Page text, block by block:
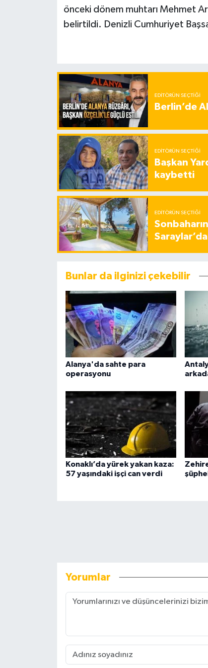
önceki dönem muhtarı Mehmet
belirtildi. Denizli Cumhuriyet
EDITÖRÜN SEÇTIĞI
Berlin’de
EDITÖRÜN SEÇTIĞI
Başkan
kaybetti
EDITÖRÜN SEÇTIĞI
Bunlar da ilginizi çekebilir
Alanya'da sahte para
operasyonu
Konaklı’da yürek yakan kaza:
57 yaşındaki işçi can verdi
Yorumlar